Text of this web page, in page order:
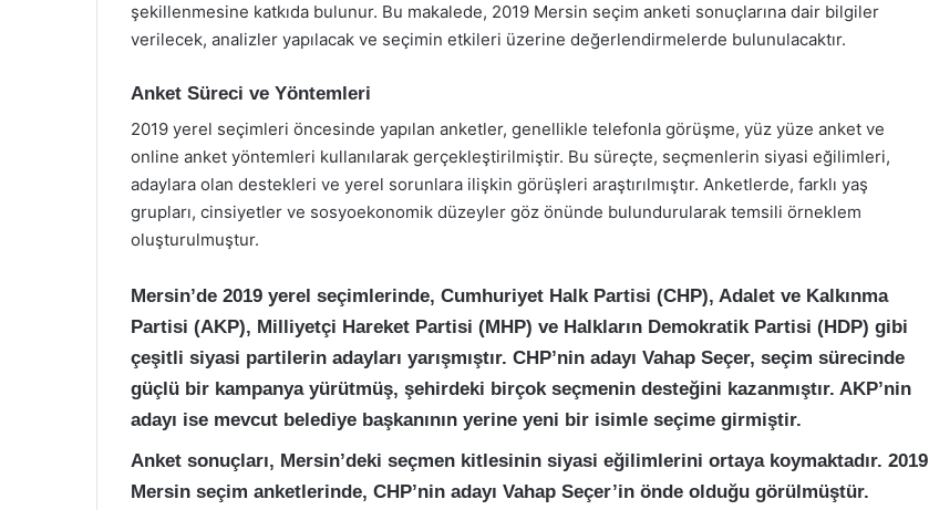
şekillenmesine katkıda bulunur. Bu makalede, 2019 Mersin seçim anketi sonuçlarına dair bilgiler
verilecek, analizler yapılacak ve seçimin etkileri üzerine değerlendirmelerde bulunulacaktır.
Anket Süreci ve Yöntemleri
2019 yerel seçimleri öncesinde yapılan anketler, genellikle telefonla görüşme, yüz yüze anket ve
online anket yöntemleri kullanılarak gerçekleştirilmiştir. Bu süreçte, seçmenlerin siyasi eğilimleri,
adaylara olan destekleri ve yerel sorunlara ilişkin görüşleri araştırılmıştır. Anketlerde, farklı yaş
grupları, cinsiyetler ve sosyoekonomik düzeyler göz önünde bulundurularak temsili örneklem
oluşturulmuştur.
Mersin’de 2019 yerel seçimlerinde, Cumhuriyet Halk Partisi (CHP), Adalet ve Kalkınma
Partisi (AKP), Milliyetçi Hareket Partisi (MHP) ve Halkların Demokratik Partisi (HDP) gibi
çeşitli siyasi partilerin adayları yarışmıştır. CHP’nin adayı Vahap Seçer, seçim sürecinde
güçlü bir kampanya yürütmüş, şehirdeki birçok seçmenin desteğini kazanmıştır. AKP’nin
adayı ise mevcut belediye başkanının yerine yeni bir isimle seçime girmiştir.
Anket sonuçları, Mersin’deki seçmen kitlesinin siyasi eğilimlerini ortaya koymaktadır. 2019
Mersin seçim anketlerinde, CHP’nin adayı Vahap Seçer’in önde olduğu görülmüştür.